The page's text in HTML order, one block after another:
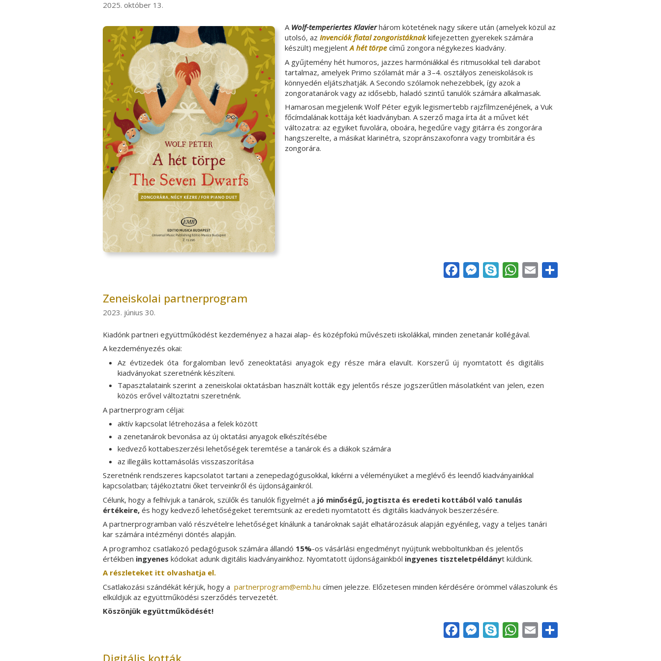
2025. október 13.
A Wolf-temperiertes Klavierhárom kötetének nagy sikere után (amelyek közül az
utolsó, az Invenciók fiatal zongoristáknakkifejezetten gyerekek számára
készült) megjelent A hét törpe című zongora négykezes kiadvány.
A gyűjtemény hét humoros, jazzes harmóniákkal és ritmusokkal teli darabot
tartalmaz, amelyek Primo szólamát már a 3–4. osztályos zeneiskolások is
könnyedén eljátszhatják. A Secondo szólamok nehezebbek, így azok a
zongoratanárok vagy az idősebb, haladó szintű tanulók számára alkalmasak.
Hamarosan megjelenik Wolf Péter egyik legismertebb rajzfilmzenéjének, a Vuk
főcímdalának kottája két kiadványban. A szerző maga írta át a művet két
változatra: az egyiket fuvolára, oboára, hegedűre vagy gitárra és zongorára
hangszerelte, a másikat klarinétra, szopránszaxofonra vagy trombitára és
zongorára.
FacebookMessenger
Skype WhatsApp
Email
Zeneiskolai partnerprogram
2023. június 30.
Kiadónk partneri együttműködést kezdeményez a hazai alap- és középfokú művészeti iskolákkal, minden zenetanár kollégával.
A kezdeményezés okai:
Az évtizedek óta forgalomban levő zeneoktatási anyagok egy része mára elavult. Korszerű új nyomtatott és digitális
kiadványokat szeretnénk készíteni.
Tapasztalataink szerint a zeneiskolai oktatásban használt kották egy jelentős része jogszerűtlen másolatként van jelen, ezen
közös erővel változtatni szeretnénk.
A partnerprogram céljai:
aktív kapcsolat létrehozása a felek között
a zenetanárok bevonása az új oktatási anyagok elkészítésébe
kedvező kottabeszerzési lehetőségek teremtése a tanárok és a diákok számára
az illegális kottamásolás visszaszorítása
Szeretnénk rendszeres kapcsolatot tartani a zenepedagógusokkal, kikérni a véleményüket a meglévő és leendő kiadványainkkal
kapcsolatban; tájékoztatni őket terveinkről és újdonságainkról.
Célunk, hogy a felhívjuk a tanárok, szülők és tanulók figyelmét a jó minőségű, jogtiszta és eredeti kottából való tanulás
értékeire, és hogy kedvező lehetőségeket teremtsünk az eredeti nyomtatott és digitális kiadványok beszerzésére.
A partnerprogramban való részvételre lehetőséget kínálunk a tanároknak saját elhatározásuk alapján egyénileg, vagy a teljes tanári
kar számára intézményi döntés alapján.
A programhoz csatlakozó pedagógusok számára állandó 15%-os vásárlási engedményt nyújtunk webboltunkban és jelentős
értékben ingyenes kódokat adunk digitális kiadványainkhoz. Nyomtatott újdonságainkból ingyenes tiszteletpéldányt küldünk.
A részleteket itt olvashatja el.
Csatlakozási szándékát kérjük, hogy a partnerprogram­@­emb.hu címen jelezze. Előzetesen minden kérdésére örömmel válaszolunk és
elküldjük az együttműködési szerződés tervezetét.
Köszönjük együttműködését!
FacebookMessenger
Skype WhatsApp
Email